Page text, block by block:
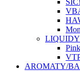
AROMATY/